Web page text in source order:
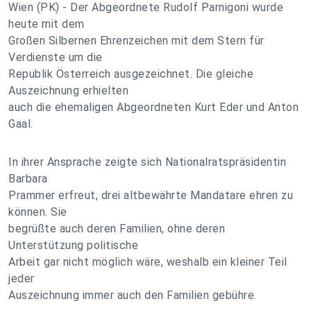
Wien (PK) - Der Abgeordnete Rudolf Parnigoni wurde
heute mit dem
Großen Silbernen Ehrenzeichen mit dem Stern für
Verdienste um die
Republik Österreich ausgezeichnet. Die gleiche
Auszeichnung erhielten
auch die ehemaligen Abgeordneten Kurt Eder und Anton
Gaal.
In ihrer Ansprache zeigte sich Nationalratspräsidentin
Barbara
Prammer erfreut, drei altbewährte Mandatare ehren zu
können. Sie
begrüßte auch deren Familien, ohne deren
Unterstützung politische
Arbeit gar nicht möglich wäre, weshalb ein kleiner Teil
jeder
Auszeichnung immer auch den Familien gebühre.